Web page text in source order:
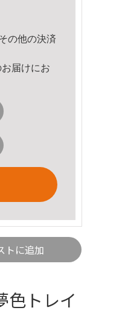
の他の決済
届けにお
トに追加
トレイ